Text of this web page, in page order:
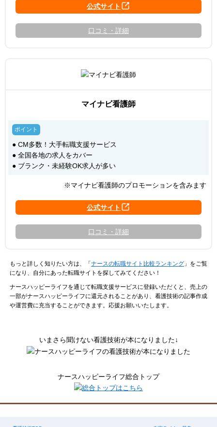
口コミ・詳細
マイナビ看護師
● CM多数！大手転職支援サービス
● 全国各地の求人をカバー
● ブランク・未経験OK求人が多い
※マイナビ看護師のプロモーションを含みます
口コミ・詳細
もっと詳しく知りたい方は、「 ナースの転職サイト比較ランキング 」をご覧
になり、自分にあった転職サイトを探してみてください！
ナースハッピーライフを通じて転職支援サービスに登録いただくと、売上の
一部がナースハッピーライフに還元されることがあり、看護技術の記事作成
や運営費に充当することができます。応援お願いいたします。
いまさら聞けない看護技術が本になりました↓
ナースハッピーライフ総合トップ